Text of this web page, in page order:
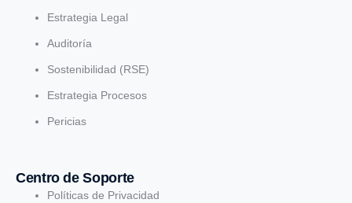
Estrategia Legal
Auditoría
Sostenibilidad (RSE)
Estrategia Procesos
Pericias
Centro de Soporte
Políticas de Privacidad